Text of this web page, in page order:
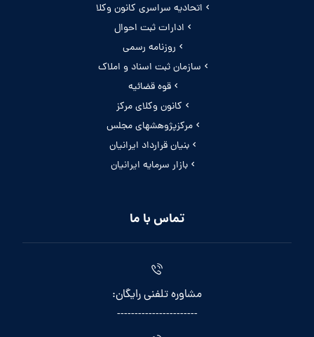
اتحادیه سراسری کانون وکلا
ادارات ثبت احوال
روزنامه رسمی
سازمان ثبت اسناد و املاک
قوه قضائیه
کانون وکلای مرکز
مرکزپژوهشهای مجلس
بنیان قرارداد ایرانیان
بازار سرمایه ایرانیان
تماس با ما
مشاوره تلفنی رایگان:
-----------------------